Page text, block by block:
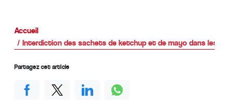
Accueil
Interdiction des sachets de ketchup et de mayo dans les
Partagez cet article